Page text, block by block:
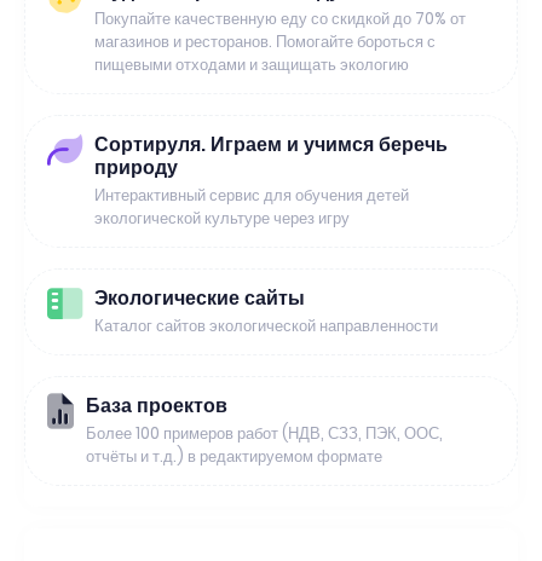
Покупайте качественную еду со скидкой до 70% от
магазинов и ресторанов. Помогайте бороться с
пищевыми отходами и защищать экологию
Сортируля. Играем и учимся беречь
природу
Интерактивный сервис для обучения детей
экологической культуре через игру
Экологические сайты
Каталог сайтов экологической направленности
База проектов
Более 100 примеров работ (НДВ, СЗЗ, ПЭК, ООС,
отчёты и т.д.) в редактируемом формате